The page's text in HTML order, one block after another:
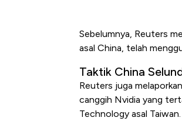
Sebelumnya, Reuters
asal China, telah
Taktik China
Reuters juga
canggih Nvidia yang
Technology asal Taiwan.
Harga Batu
Baik Buat